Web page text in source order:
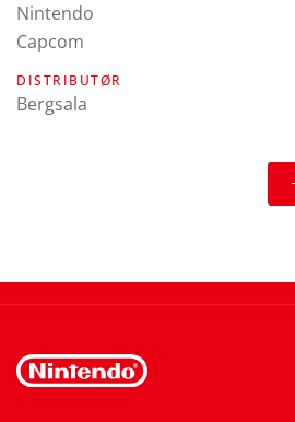
Nintendo
Capcom
DISTRIBUTØR
Bergsala